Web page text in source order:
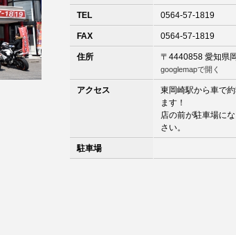
TEL 0564-57-1819
FAX 0564-57-1819
住所 〒4440858 愛知県
googlemapで開く
アクセス
東岡崎駅から車で
ます！
店の前が駐車場に
さい。
駐車場